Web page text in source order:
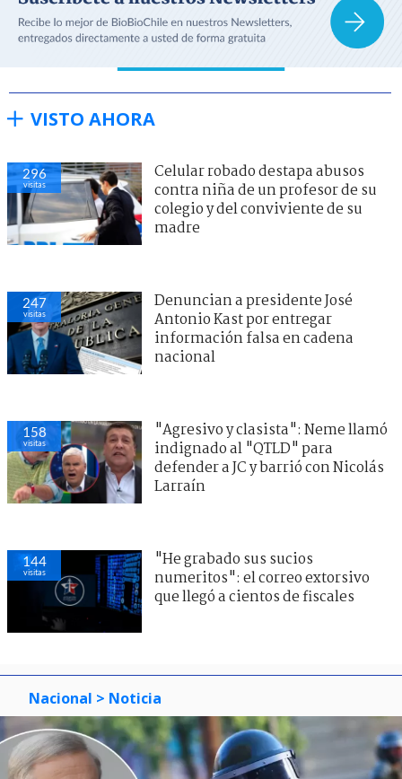
VISTO AHORA
296
visitas
Celular robado destapa abusos
contra niña de un profesor de su
colegio y del conviviente de su
madre
247
visitas
Denuncian a presidente José
Antonio Kast por entregar
información falsa en cadena
nacional
158
visitas
"Agresivo y clasista": Neme llamó
indignado al "QTLD" para
defender a JC y barrió con Nicolás
Larraín
144
visitas
"He grabado sus sucios
numeritos": el correo extorsivo
que llegó a cientos de fiscales
Nacional > Noticia